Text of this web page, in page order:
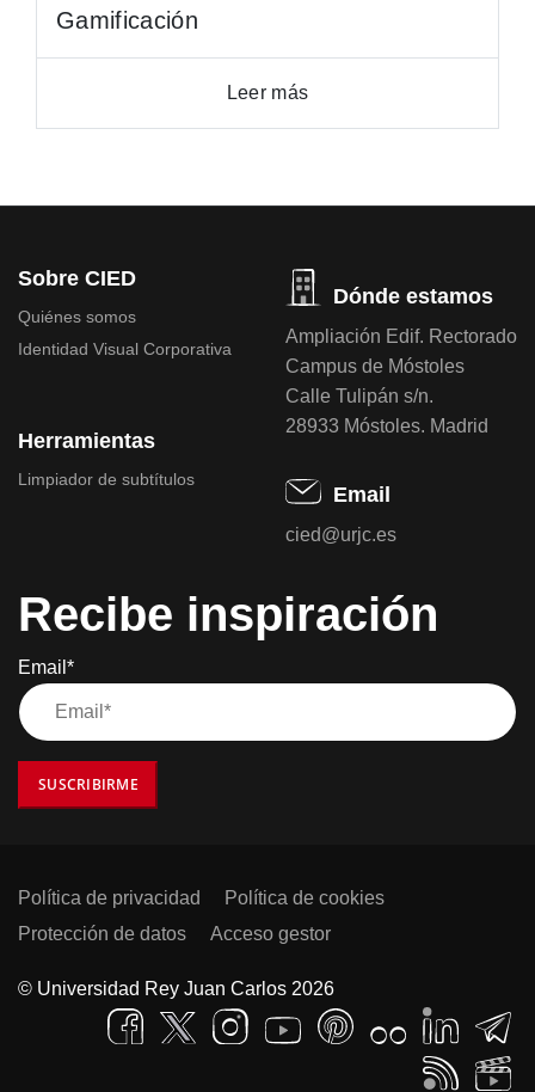
Gamificación
Leer más
Sobre CIED
Quiénes somos
Identidad Visual Corporativa
Herramientas
Limpiador de subtítulos
Dónde estamos
Ampliación Edif. Rectorado
Campus de Móstoles
Calle Tulipán s/n.
28933 Móstoles. Madrid
Email
cied@urjc.es
Recibe inspiración
Email*
SUSCRIBIRME
Política de privacidad
Política de cookies
Protección de datos
Acceso gestor
© Universidad Rey Juan Carlos 2026